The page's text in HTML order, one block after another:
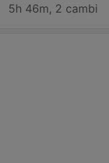
5h 46m, 2 cambi